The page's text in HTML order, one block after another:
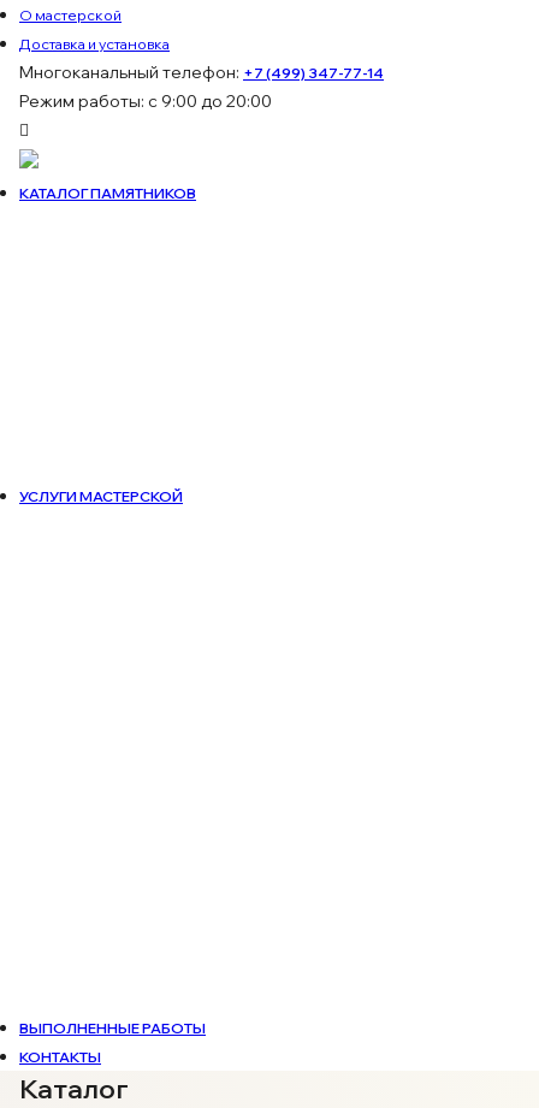
О мастерской
Доставка и установка
Многоканальный телефон: +7 (499) 347-77-14
Режим работы: с 9:00 до 20:00
КАТАЛОГ ПАМЯТНИКОВ
УСЛУГИ МАСТЕРСКОЙ
ВЫПОЛНЕННЫЕ РАБОТЫ
КОНТАКТЫ
Каталог